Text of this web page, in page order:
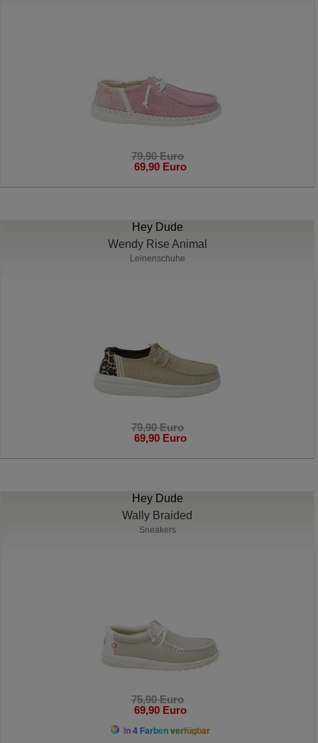
79,90 Euro
69,90 Euro
Hey Dude
Wendy Rise Animal
Leinenschuhe
79,90 Euro
69,90 Euro
Hey Dude
Wally Braided
Sneakers
75,90 Euro
69,90 Euro
In 4 Farben verfügbar